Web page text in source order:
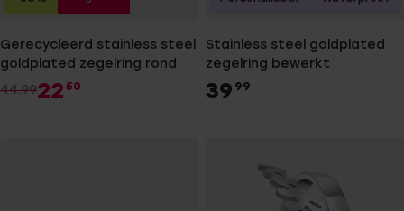
Gerecycleerd stainless steel
goldplated zegelring rond
44.9922 50
Stainless steel goldplated
zegelring bewerkt
39 99